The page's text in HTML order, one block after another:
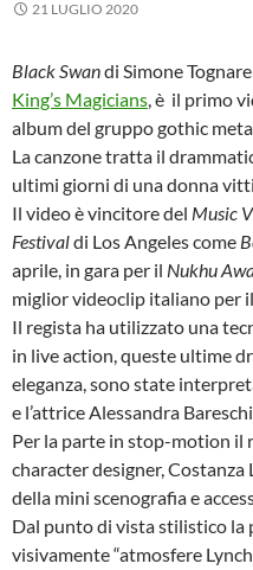
21 LUGLIO 2020
Black Swandi Simone
King’s Magicians, è il primo
album del gruppo gothic
La canzone tratta il
ultimi giorni di una donna
Il video è vincitore del Music
Festivaldi Los Angeles come
aprile, in gara per il Nukhu
miglior videoclip italiano per
Il regista ha utilizzato una
in live action, queste ultime
eleganza, sono state
e l’attrice Alessandra
Per la parte in stop-motion il
character designer,
della mini scenografia e
Dal punto di vista stilistico la
visivamente “atmosfere